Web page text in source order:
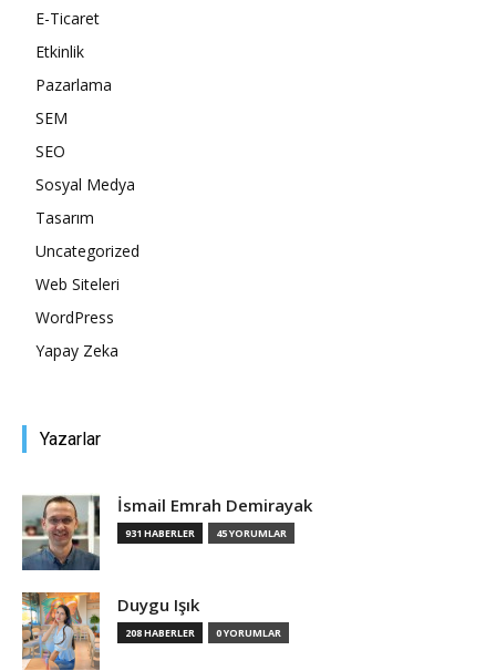
E-Ticaret
Etkinlik
Pazarlama
SEM
SEO
Sosyal Medya
Tasarım
Uncategorized
Web Siteleri
WordPress
Yapay Zeka
Yazarlar
İsmail Emrah Demirayak
931 HABERLER 45 YORUMLAR
Duygu Işık
208 HABERLER 0 YORUMLAR